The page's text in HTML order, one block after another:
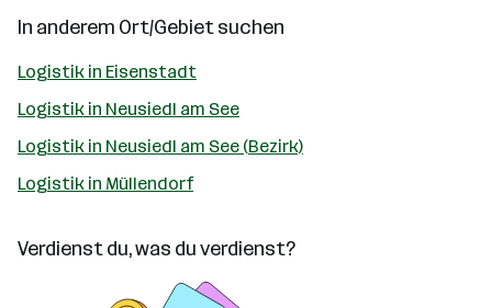
In anderem Ort/Gebiet suchen
Logistik in Eisenstadt
Logistik in Neusiedl am See
Logistik in Neusiedl am See (Bezirk)
Logistik in Müllendorf
Verdienst du, was du verdienst?